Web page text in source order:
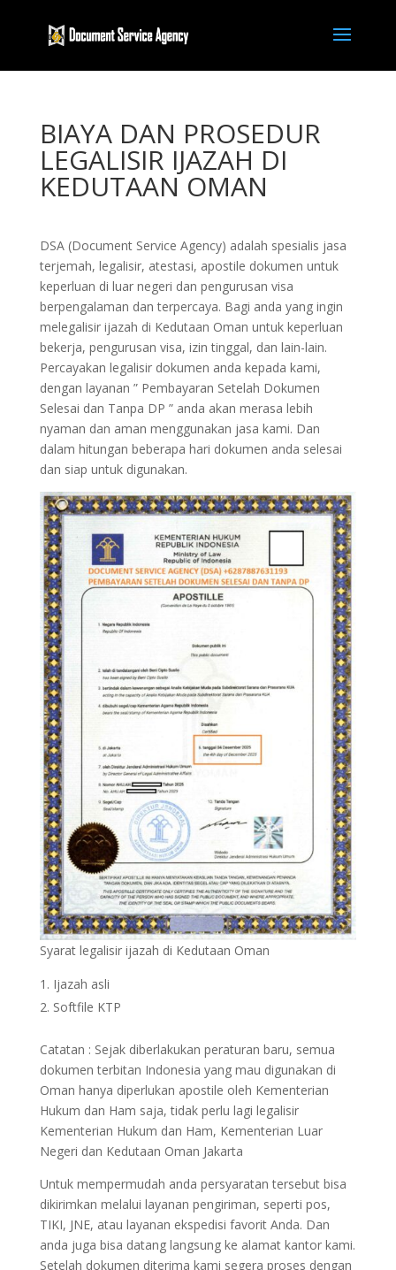
BIAYA DAN PROSEDUR
LEGALISIR IJAZAH DI
KEDUTAAN OMAN
DSA (Document Service Agency) adalah spesialis jasa
terjemah, legalisir, atestasi, apostile dokumen untuk
keperluan di luar negeri dan pengurusan visa
berpengalaman dan terpercaya. Bagi anda yang ingin
melegalisir ijazah di Kedutaan Oman untuk keperluan
bekerja, pengurusan visa, izin tinggal, dan lain-lain.
Percayakan legalisir dokumen anda kepada kami,
dengan layanan ” Pembayaran Setelah Dokumen
Selesai dan Tanpa DP ” anda akan merasa lebih
nyaman dan aman menggunakan jasa kami. Dan
dalam hitungan beberapa hari dokumen anda selesai
dan siap untuk digunakan.
Syarat legalisir ijazah di Kedutaan Oman
Ijazah asli
Softfile KTP
Catatan : Sejak diberlakukan peraturan baru, semua
dokumen terbitan Indonesia yang mau digunakan di
Oman hanya diperlukan apostile oleh Kementerian
Hukum dan Ham saja, tidak perlu lagi legalisir
Kementerian Hukum dan Ham, Kementerian Luar
Negeri dan Kedutaan Oman Jakarta
Untuk mempermudah anda persyaratan tersebut bisa
dikirimkan melalui layanan pengiriman, seperti pos,
TIKI, JNE, atau layanan ekspedisi favorit Anda. Dan
anda juga bisa datang langsung ke alamat kantor kami.
Setelah dokumen diterima kami segera proses dengan